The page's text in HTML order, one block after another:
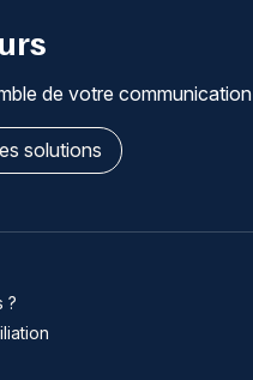
de votre communication
solutions
?